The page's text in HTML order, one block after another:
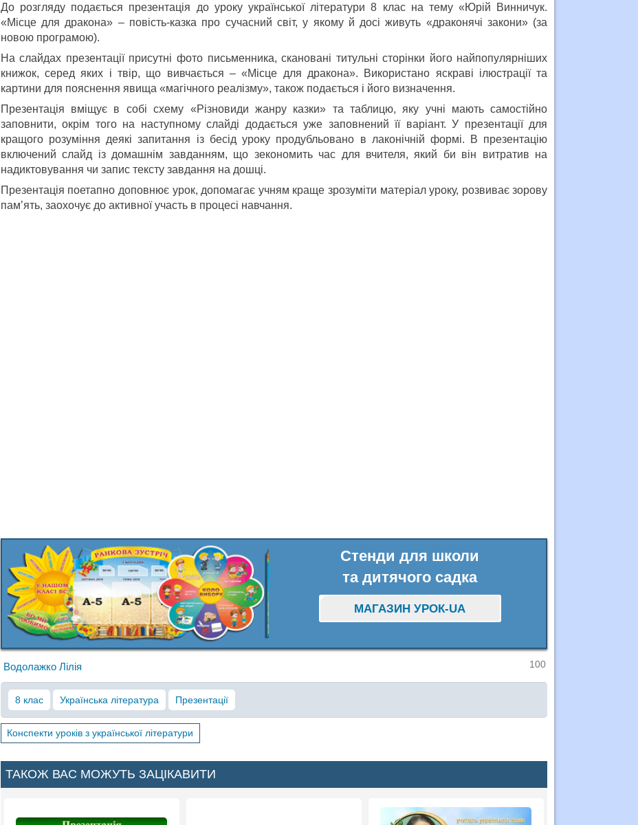
До розгляду подається презентація до уроку української літератури 8 клас на тему «Юрій Винничук.
«Місце для дракона» – повість-казка про сучасний світ, у якому й досі живуть «драконячі закони» (за
новою програмою).
На слайдах презентації присутні фото письменника, скановані титульні сторінки його найпопулярніших
книжок, серед яких і твір, що вивчається – «Місце для дракона». Використано яскраві ілюстрації та
картини для пояснення явища «магічного реалізму», також подається і його визначення.
Презентація вміщує в собі схему «Різновиди жанру казки» та таблицю, яку учні мають самостійно
заповнити, окрім того на наступному слайді додається уже заповнений її варіант. У презентації для
кращого розуміння деякі запитання із бесід уроку продубльовано в лаконічній формі. В презентацію
включений слайд із домашнім завданням, що зекономить час для вчителя, який би він витратив на
надиктовування чи запис тексту завдання на дошці.
Презентація поетапно доповнює урок, допомагає учням краще зрозуміти матеріал уроку, розвиває зорову
пам’ять, заохочує до активної участь в процесі навчання.
Стенди для школи
та дитячого садка
МАГАЗИН УРОК-UA
Водолажко Лілія 100
8 клас Українська література Презентації
Конспекти уроків з української літератури
ТАКОЖ ВАС МОЖУТЬ ЗАЦІКАВИТИ